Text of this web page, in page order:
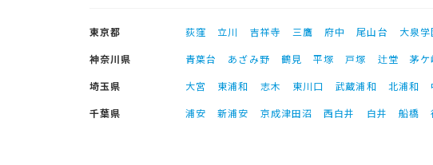
東京都 荻窪 立川 吉祥寺 三鷹 府中 尾山台 大泉学
神奈川県
青葉台 あざみ野 鶴見 平塚 戸塚 辻堂 茅ケ
埼玉県
大宮 東浦和 志木 東川口 武蔵浦和 北浦和
千葉県
浦安 新浦安 京成津田沼 西白井 白井 船橋